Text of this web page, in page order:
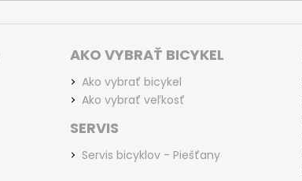
AKO VYBRAŤ BICYKEL
Ako vybrať bicykel
Ako vybrať veľkosť
SERVIS
Servis bicyklov - Piešťany